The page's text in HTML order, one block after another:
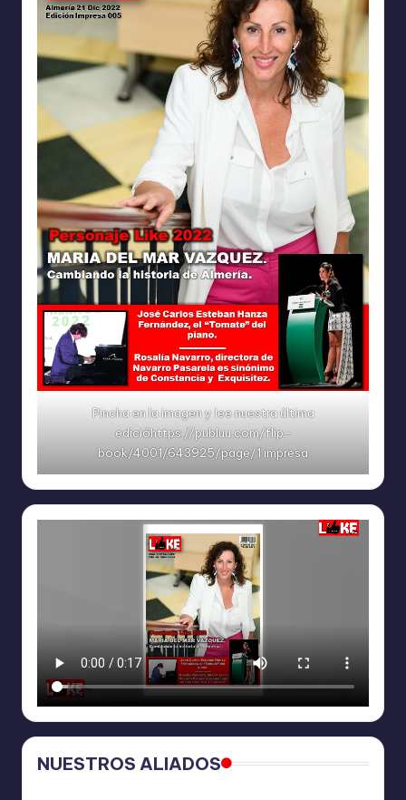
Pincha en la imagen y lee nuestra última
edicióhttps://publuu.com/flip-
book/4001/643925/page/1 impresa
NUESTROS ALIADOS